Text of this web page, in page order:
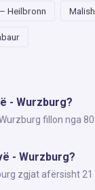
Heilbronn
- Wurzburg?
fillon nga
- Wurzburg?
zgjat afërsisht